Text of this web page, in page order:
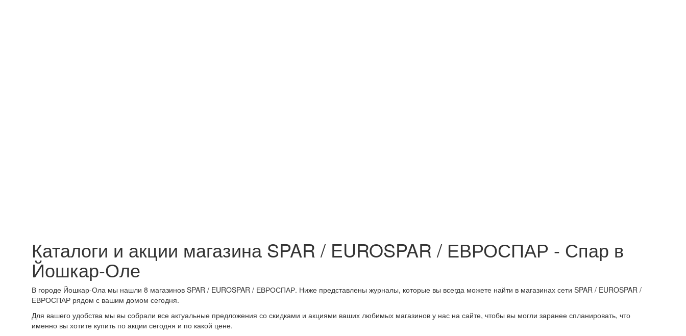
Каталоги и акции магазина SPAR / EUROSPAR / ЕВРОСПАР - Спар в
Йошкар-Оле
В городе Йошкар-Ола мы нашли 8 магазинов SPAR / EUROSPAR / ЕВРОСПАР. Ниже представлены журналы, которые вы всегда можете найти в магазинах сети SPAR / EUROSPAR /
ЕВРОСПАР рядом с вашим домом сегодня.
Для вашего удобства мы вы собрали все актуальные предложения со скидками и акциями ваших любимых магазинов у нас на сайте, чтобы вы могли заранее спланировать, что
именно вы хотите купить по акции сегодня и по какой цене.